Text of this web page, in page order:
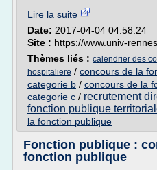
Lire la suite
Date: 2017-04-04 04:58:24
Site : https://www.univ-
Thèmes liés : calendrier des
hospitaliere / concours de la
categorie b / concours de la
categorie c / recrutement
fonction publique
la fonction publique
Fonction publique :
fonction publique